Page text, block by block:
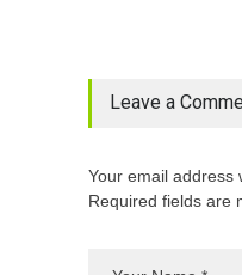
Leave a
Your email address
Required fields are